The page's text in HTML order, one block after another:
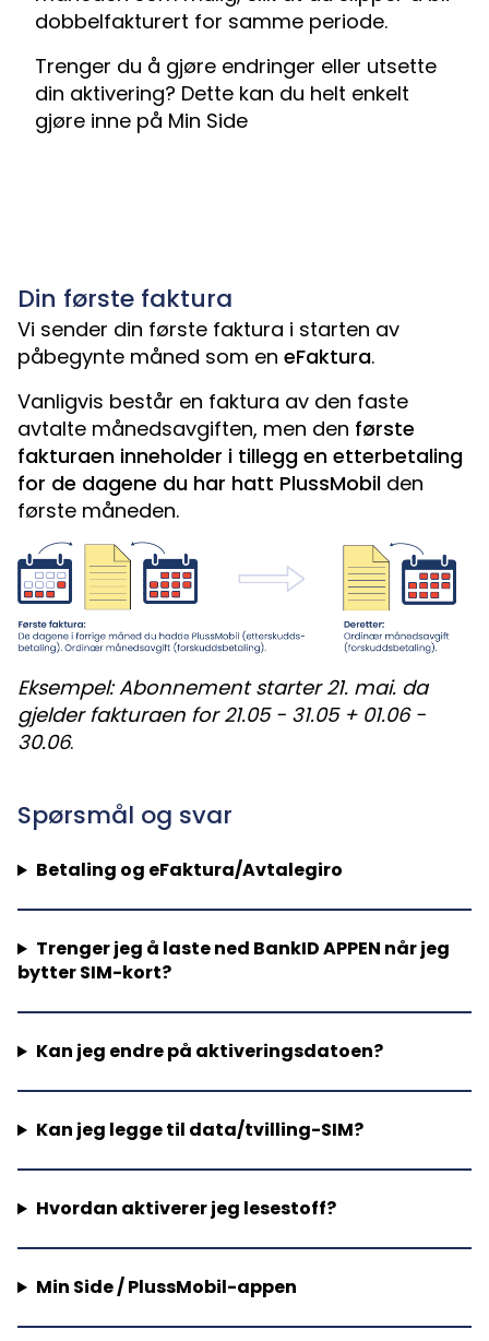
dobbelfakturert for samme periode.
Trenger du å gjøre endringer eller utsette
din aktivering? Dette kan du helt enkelt
gjøre inne på Min Side
Din første faktura
Vi sender din første faktura i starten av
påbegynte måned som en eFaktura.
Vanligvis består en faktura av den faste
avtalte månedsavgiften, men den første
fakturaen inneholder i tillegg en etterbetaling
for de dagene du har hatt PlussMobil den
første måneden.
Eksempel: Abonnement starter 21. mai. da
gjelder fakturaen for 21.05 - 31.05 + 01.06 -
30.06.
Spørsmål og svar
Betaling og eFaktura/Avtalegiro
Trenger jeg å laste ned BankID APPEN når jeg
bytter SIM-kort?
Kan jeg endre på aktiveringsdatoen?
Kan jeg legge til data/tvilling-SIM?
Hvordan aktiverer jeg lesestoff?
Min Side / PlussMobil-appen